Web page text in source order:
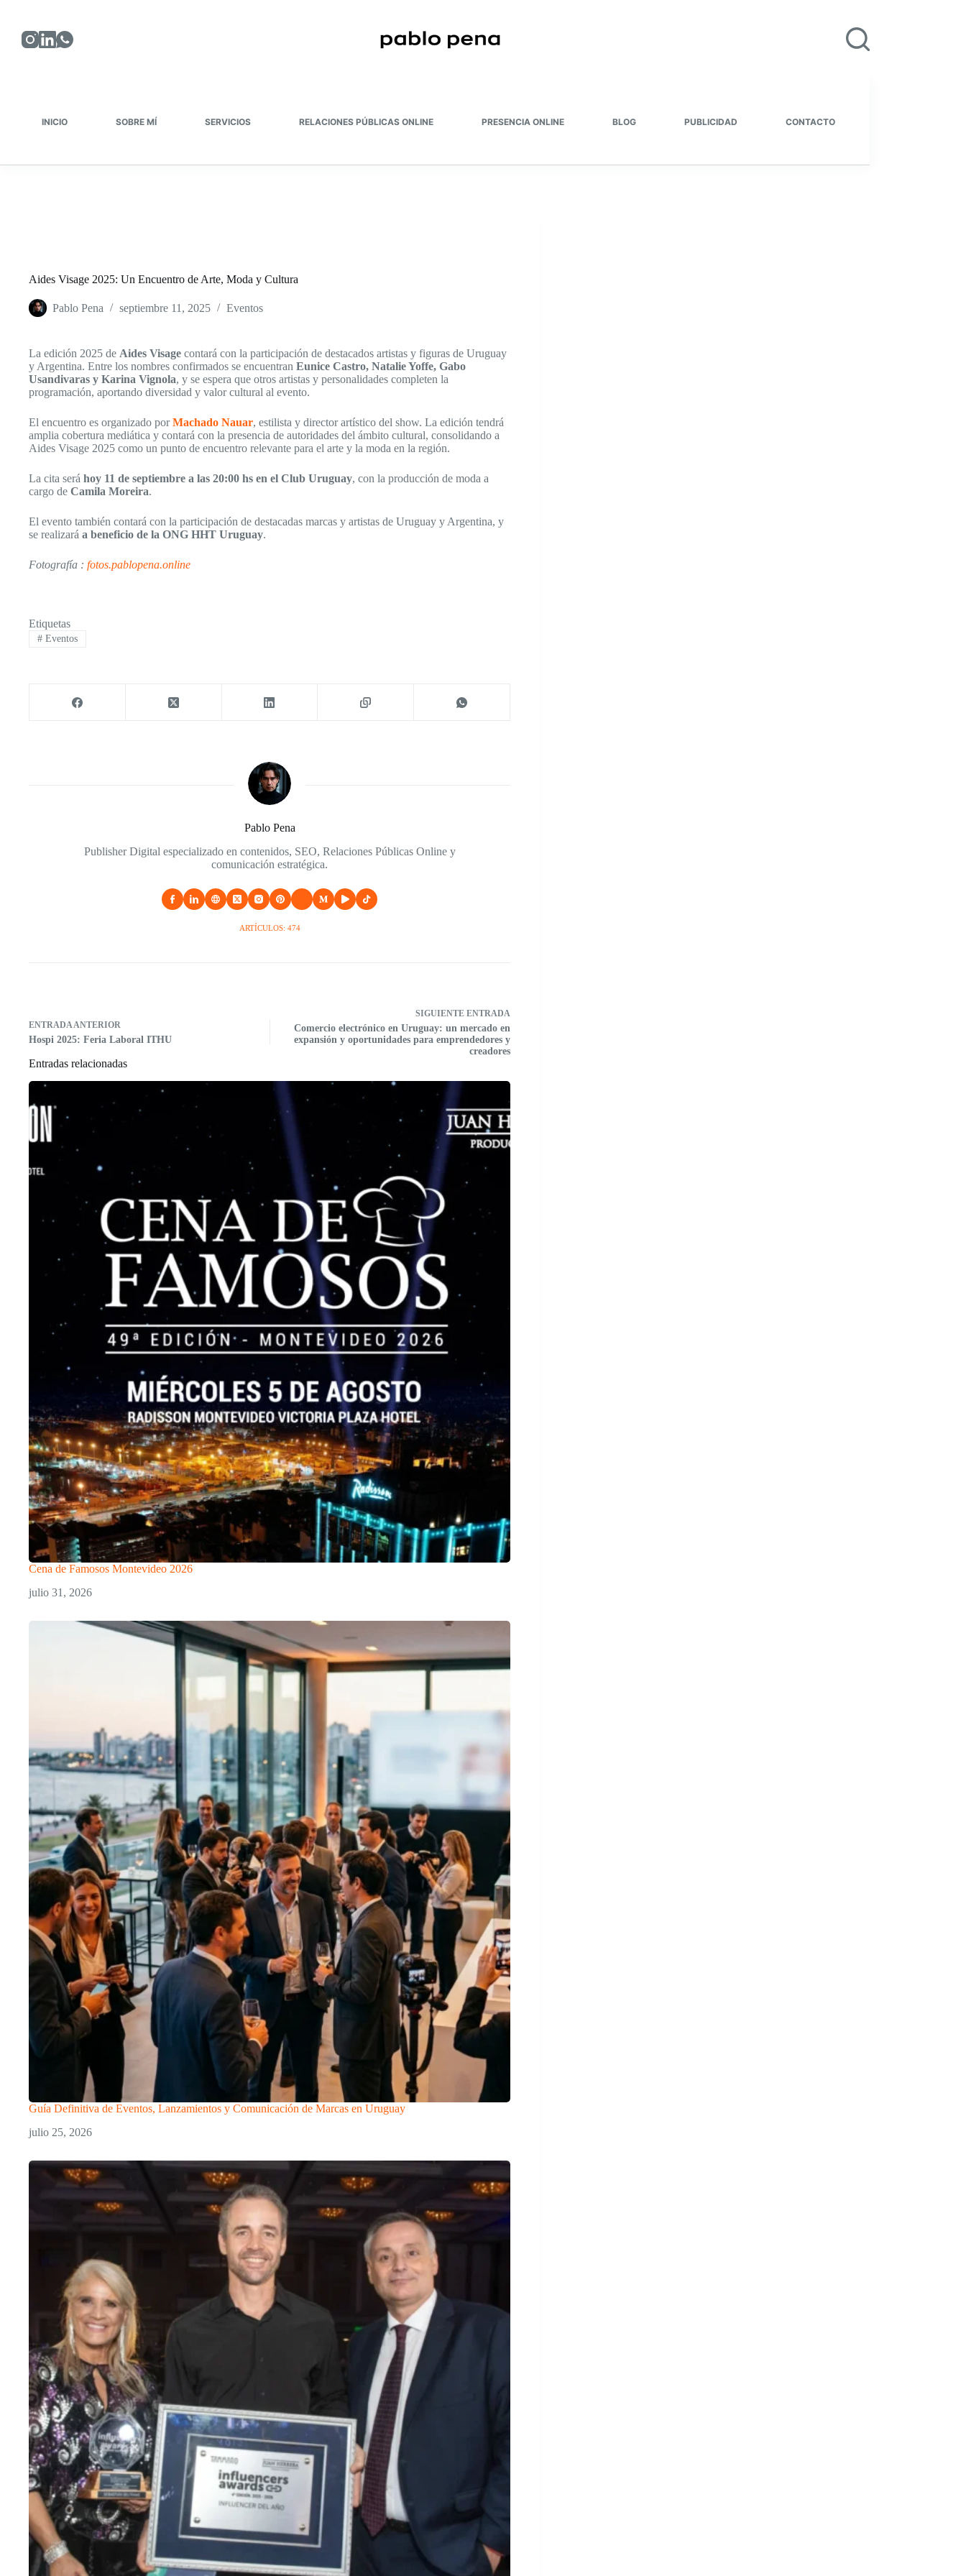
contenido
INICIO SOBRE MÍ SERVICIOS RELACIONES PÚBLICAS ONLINE PRESENCIA ONLINE BLOG PUBLICIDAD CONTACTO
Aides Visage 2025: Un Encuentro de Arte, Moda y Cultura
Pablo Pena septiembre 11, 2025 Eventos
La edición 2025 de Aides Visage contará con la participación de destacados artistas y figuras de Uruguay
y Argentina. Entre los nombres confirmados se encuentran Eunice Castro, Natalie Yoffe, Gabo
Usandivaras y Karina Vignola, y se espera que otros artistas y personalidades completen la
programación, aportando diversidad y valor cultural al evento.
El encuentro es organizado porMachado Nauar, estilista y director artístico del show. La edición tendrá
amplia cobertura mediática y contará con la presencia de autoridades del ámbito cultural, consolidando a
Aides Visage 2025 como un punto de encuentro relevante para el arte y la moda en la región.
La cita será hoy 11 de septiembre a las 20:00 hs en el Club Uruguay, con la producción de moda a
cargo de Camila Moreira.
El evento también contará con la participación de destacadas marcas y artistas de Uruguay y Argentina, y
se realizará a beneficio de la ONG HHT Uruguay.
Fotografía : fotos.pablopena.online
Etiquetas
#Eventos
Pablo Pena
Publisher Digital especializado en contenidos, SEO, Relaciones Públicas Online y
comunicación estratégica.
ARTÍCULOS: 474
ENTRADAANTERIOR
Hospi 2025: Feria Laboral ITHU
SIGUIENTE ENTRADA
Comercio electrónico en Uruguay: un mercado en
expansión y oportunidades para emprendedores y
creadores
Entradas relacionadas
Cena de Famosos Montevideo 2026
julio 31, 2026
Guía Definitiva de Eventos, Lanzamientos y Comunicación de Marcas en Uruguay
julio 25, 2026